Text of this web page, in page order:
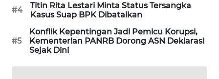
#4
Titin Rita Lestari Minta Status Tersangka
Kasus Suap BPK Dibatalkan
#5
Konflik Kepentingan Jadi Pemicu Korupsi,
Kementerian PANRB Dorong ASN Deklarasi
Sejak Dini
WATCH